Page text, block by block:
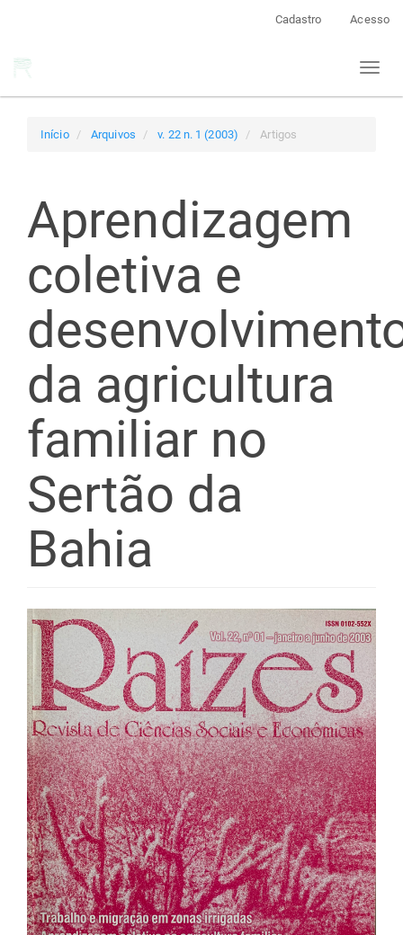
Cadastro Acesso
Toggle
Início Arquivos v. 22 n. 1 (2003) Artigos
Aprendizagem
coletiva e
da agricultura
familiar no
Sertão da
Bahia
Barra
lateral
de
artigos